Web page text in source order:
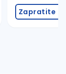
Zapratite